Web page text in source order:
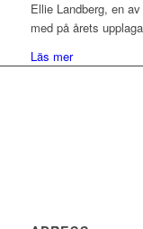
Ellie Landberg, en
med på årets
Läs mer